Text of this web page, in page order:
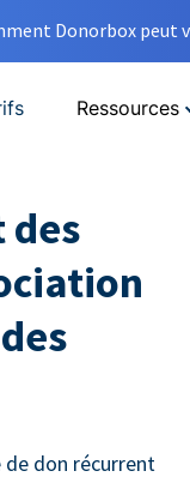
Donorbox
Ressources
des
don récurrent